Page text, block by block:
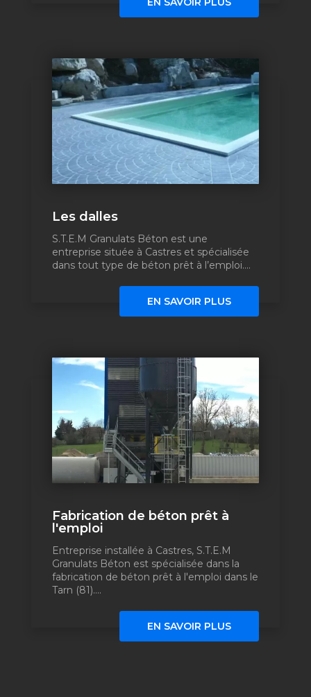
Les dalles
S.T.E.M Granulats Béton est une
entreprise située à Castres et spécialisée
dans tout type de béton prêt à l’emploi....
EN SAVOIR PLUS
Fabrication de béton prêt à
l'emploi
Entreprise installée à Castres, S.T.E.M
Granulats Béton est spécialisée dans la
fabrication de béton prêt à l'emploi dans le
Tarn (81)....
EN SAVOIR PLUS